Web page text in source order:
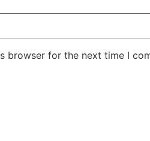
browser for the next time I